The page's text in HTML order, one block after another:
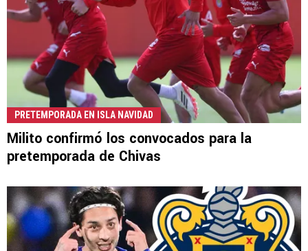
PRETEMPORADA EN ISLA NAVIDAD
Milito confirmó los convocados para la
pretemporada de Chivas